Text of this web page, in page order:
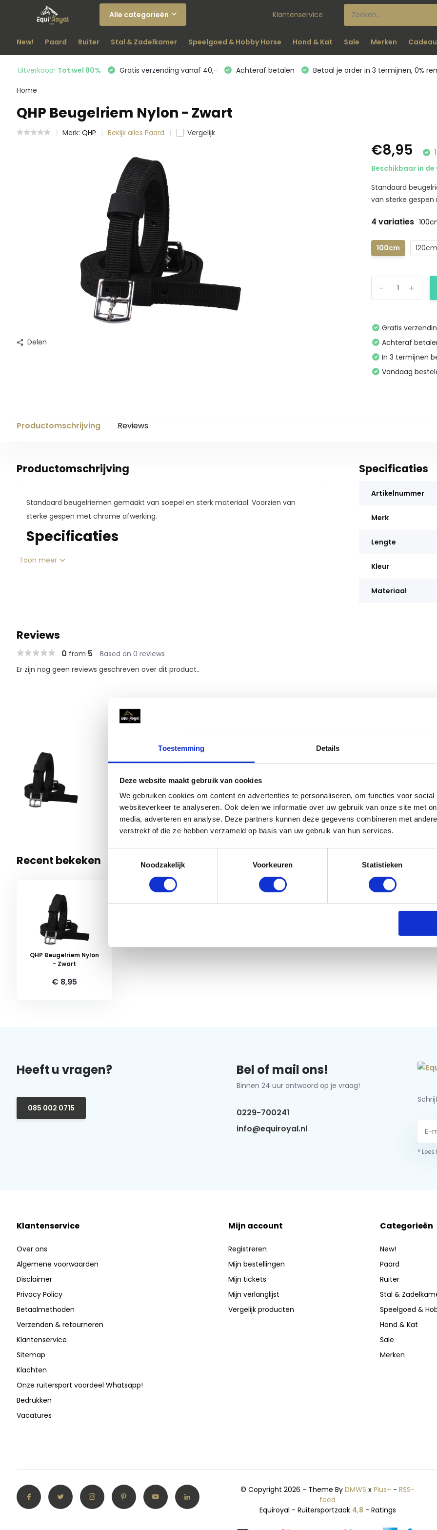
Toestemming Details
Deze website maakt gebruik van cookies
We gebruiken cookies om content en advertenties te personaliseren, om functies voor
websiteverkeer te analyseren. Ook delen we informatie over uw gebruik van onze site met
media, adverteren en analyse. Deze partners kunnen deze gegevens combineren met
verstrekt of die ze hebben verzameld op basis van uw gebruik van hun services.
Noodzakelijk
Voorkeuren Statistieken
Alle categorieën Klantenservice
New! Paard Ruiter Stal & Zadelkamer Speelgoed & Hobby Horse Hond & Kat Sale Merken
Uitverkoop! Tot wel 80% Gratis verzending vanaf 40,- Achteraf betalen Betaal je order in 3 termijnen, 0%
Home
QHP Beugelriem Nylon - Zwart
Merk: QHP Bekijk alles Paard Vergelijk
Delen
€8,95
Beschikbaar in
Standaard
van sterke
4 variaties
100cm
+
-
Gratis
Achteraf
In 3 termijnen
Vandaag
Productomschrijving Reviews
Productomschrijving
Standaard beugelriemen gemaakt van soepel en sterk materiaal. Voorzien van
sterke gespen met chrome afwerking.
Specificaties
ijzer met chrome afwerking
Beugelriemen gemaakt van sterk en soepel nylon materiaal
Voorzien van zilverkleurige ijzeren gespen
Rekt niet uit na verloop van tijd
Onderhoudsarm
Toon meer
Specificaties
Artikelnummer
Merk
Lengte
Kleur
Materiaal
Reviews
0 from 5
Based on 0 reviews
Er zijn nog geen reviews geschreven over dit product..
€ 8,95
QHP Beugelriem Nylon - Zwart
100cm
1 Op voorraad: voor 17:00 besteld = morgen in huis
Recent bekeken
QHP Beugelriem Nylon
- Zwart
€ 8,95
Heeft u vragen?
085 002 0715
Bel of mail ons!
Binnen 24 uur antwoord op je vraag!
0229-700241
info@equiroyal.nl
*
Klantenservice
Over ons
Algemene voorwaarden
Disclaimer
Privacy Policy
Betaalmethoden
Verzenden & retourneren
Klantenservice
Sitemap
Klachten
Onze ruitersport voordeel Whatsapp!
Bedrukken
Vacatures
Mijn account
Registreren
Mijn bestellingen
Mijn tickets
Mijn verlanglijst
Vergelijk producten
Categorieën
New!
Paard
Ruiter
Stal &
Speelgoed &
Hond & Kat
Sale
Merken
© Copyright 2026 - Theme ByDMWS xPlus+ -RSS-
feed
Equiroyal - Ruitersportzaak 4,8 - Ratings